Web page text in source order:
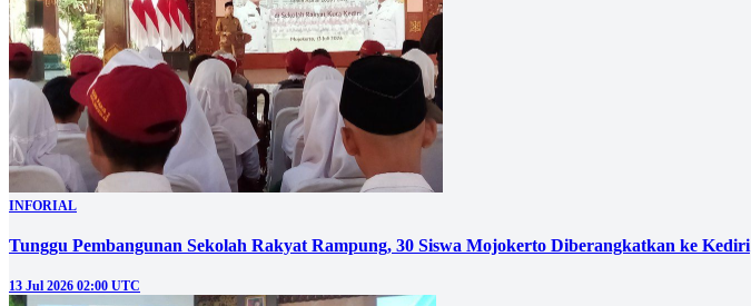
INFORIAL
Tunggu Pembangunan Sekolah Rakyat Rampung, 30 Siswa Mojokerto Diberangkatkan ke Kediri
13 Jul 2026 02:00 UTC